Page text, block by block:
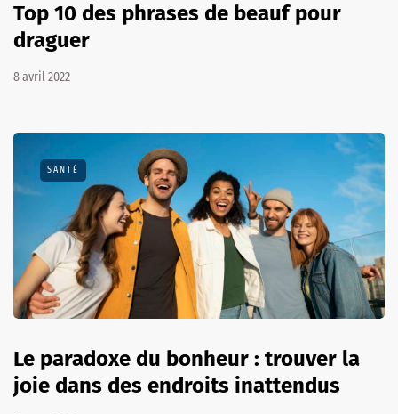
Top 10 des phrases de beauf pour
draguer
8 avril 2022
SANTÉ
Le paradoxe du bonheur : trouver la
joie dans des endroits inattendus